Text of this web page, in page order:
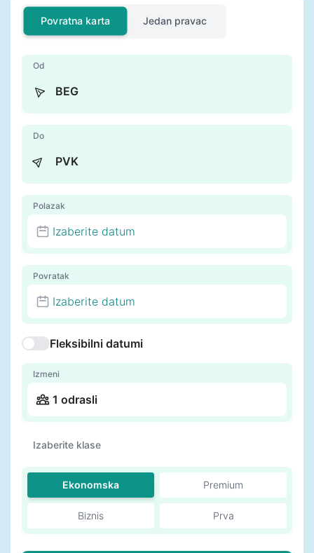
Povratna karta Jedan pravac
Od
Do
Polazak
Izaberite datum
Povratak
Izaberite datum
Fleksibilni datumi
Izmeni
1 odrasli
Izaberite klase
Ekonomska Premium
Biznis Prva